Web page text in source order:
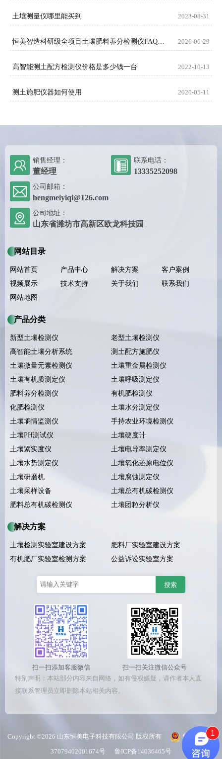
土壤测量仪哪里能买到 2023-08-31
2026-06-29
高智能测土配方检测仪价格是多少钱一台 2022-10-13
测土施肥仪器如何使用 2020-05-11
销售经理：
董经理
联系电话：
13335252098
公司邮箱：
hengmeiyiqi@126.com
公司地址：
山东省潍坊市高新区欧龙科技园
网站目录
网站首页 产品中心 解决方案
客户案例
视频展示
技术支持 关于我们
联系我们
网站地图
产品分类
新型土壤检测仪
老型土壤检测仪
高智能土壤分析系统
测土配方施肥仪
土壤微量元素检测仪
土壤重金属检测仪
土壤有机质测定仪
土壤呼吸测定仪
肥料养分检测仪
有机肥检测仪
化肥检测仪
土壤水分测定仪
土壤墒情监测仪
手持农业环境检测仪
土壤PH测试仪
土壤硬度计
土壤紧实度仪
土壤电导率测定仪
土壤水势测定仪
土壤氧化还原电位仪
土壤研磨机
土壤腐蚀测定仪
土壤采样设备
土壤总有机碳检测仪
肥料总有机碳检测仪
土壤团粒分析仪
解决方案
土壤检测实验室建设方案
肥料厂实验室建设方案
有机肥厂实验室检测方案
公益诉讼实验室方案
扫一扫添加客服微信
扫一扫关注微信公众号
特别声明：本站部分内容来自网络，如有侵权嫌疑，请作者本人直
接联系管理员立即删除本站相关内容。
Copyright ©2026 山东恒美电子科技有限公司 版权所有
鲁公网安备
37079402001674号
鲁ICP备14036465号
1